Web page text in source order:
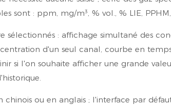
sont : ppm, mg/m³, % vol., % LIE,
sélectionnés : affichage simultané des
d'un seul canal, courbe en
si l'on souhaite afficher une grande
ou en anglais ; l'interface par